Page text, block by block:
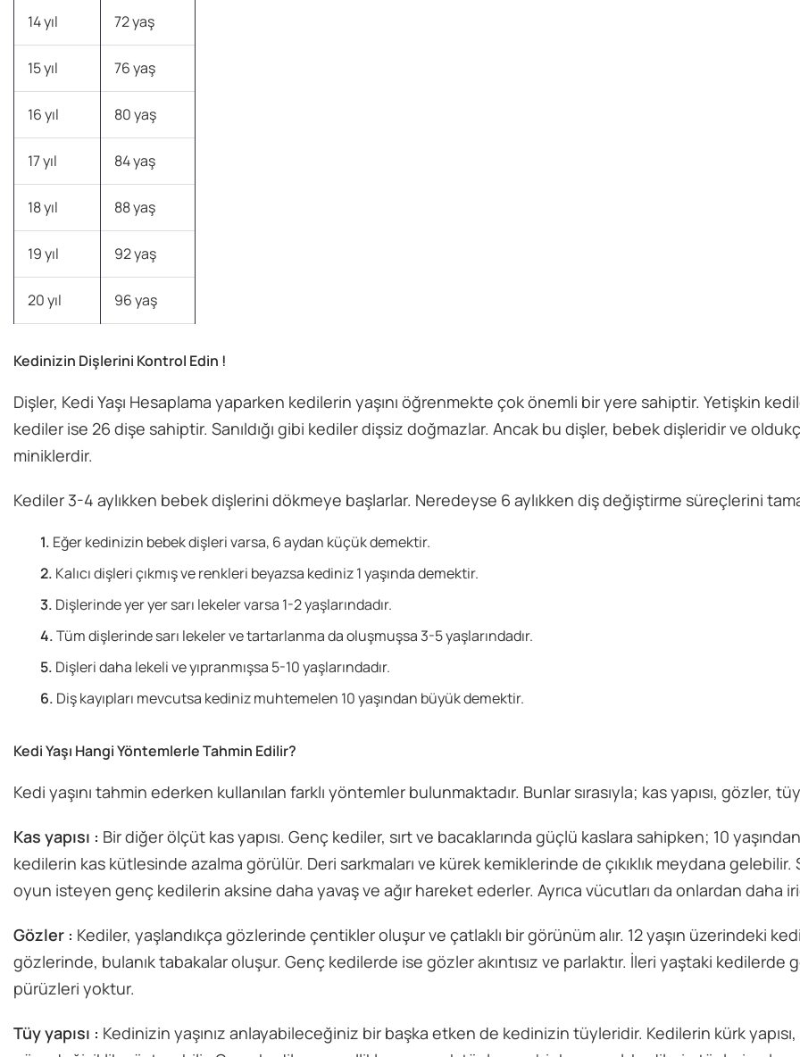
14 yıl 72 yaş
15 yıl 76 yaş
16 yıl 80 yaş
17 yıl 84 yaş
18 yıl 88 yaş
19 yıl 92 yaş
20 yıl 96 yaş
Kedinizin Dişlerini Kontrol Edin !
Dişler, Kedi Yaşı Hesaplama yaparken kedilerin yaşını öğrenmekte çok önemli bir yere sahiptir. Yetişkin
kediler ise 26 dişe sahiptir. Sanıldığı gibi kediler dişsiz doğmazlar. Ancak bu dişler, bebek dişleridir ve
miniklerdir.
Kediler 3-4 aylıkken bebek dişlerini dökmeye başlarlar. Neredeyse 6 aylıkken diş değiştirme süreçlerini
Eğer kedinizin bebek dişleri varsa, 6 aydan küçük demektir.
Kalıcı dişleri çıkmış ve renkleri beyazsa kediniz 1 yaşında demektir.
Dişlerinde yer yer sarı lekeler varsa 1-2 yaşlarındadır.
Tüm dişlerinde sarı lekeler ve tartarlanma da oluşmuşsa 3-5 yaşlarındadır.
Dişleri daha lekeli ve yıpranmışsa 5-10 yaşlarındadır.
Diş kayıpları mevcutsa kediniz muhtemelen 10 yaşından büyük demektir.
Kedi Yaşı Hangi Yöntemlerle Tahmin Edilir?
Kedi yaşını tahmin ederken kullanılan farklı yöntemler bulunmaktadır. Bunlar sırasıyla; kas yapısı, gözler, tüy
Kas yapısı : Bir diğer ölçüt kas yapısı. Genç kediler, sırt ve bacaklarında güçlü kaslara sahipken; 10
kedilerin kas kütlesinde azalma görülür. Deri sarkmaları ve kürek kemiklerinde de çıkıklık meydana gelebilir.
oyun isteyen genç kedilerin aksine daha yavaş ve ağır hareket ederler. Ayrıca vücutları da onlardan daha
Gözler : Kediler, yaşlandıkça gözlerinde çentikler oluşur ve çatlaklı bir görünüm alır. 12 yaşın üzerindeki
gözlerinde, bulanık tabakalar oluşur. Genç kedilerde ise gözler akıntısız ve parlaktır. İleri yaştaki kedilerde
pürüzleri yoktur.
Tüy yapısı : Kedinizin yaşınız anlayabileceğiniz bir başka etken de kedinizin tüyleridir. Kedilerin kürk yapısı,